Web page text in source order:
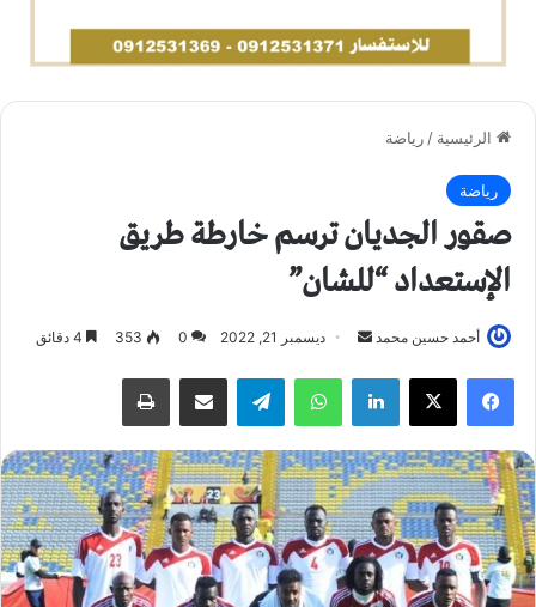
الرئيسية /رياضة
رياضة
صقور الجديان ترسم خارطة طريق
الإستعداد “للشان”
أحمد حسين محمد
ل
ب
ر
ي
د
ا
إ
ديسمبر 21, 2022 0
353
فيسبوك لينكدإن واتساب